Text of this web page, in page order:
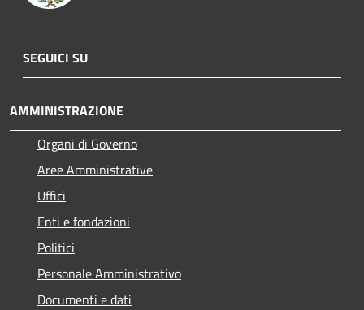
SEGUICI SU
AMMINISTRAZIONE
Organi di Governo
Aree Amministrative
Uffici
Enti e fondazioni
Politici
Personale Amministrativo
Documenti e dati